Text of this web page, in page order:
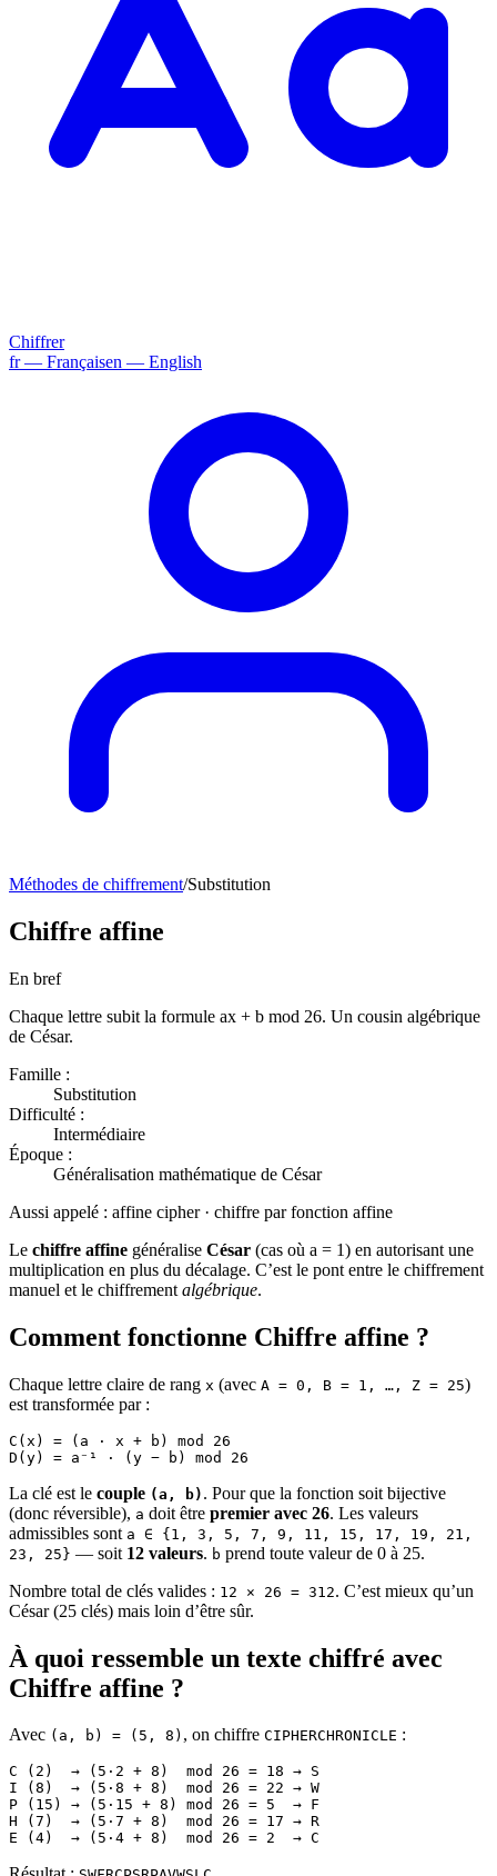
Chiffrer
fr— Françaisen — English
Méthodes de chiffrement/Substitution
Chiffre affine
En bref
Chaque lettre subit la formule ax + b mod 26. Un cousin algébrique
de César.
Famille :
Substitution
Difficulté :
Intermédiaire
Époque :
Généralisation mathématique de César
Aussi appelé : affine cipher · chiffre par fonction affine
Le chiffre affine généralise César (cas où a = 1) en autorisant une
multiplication en plus du décalage. C’est le pont entre le chiffrement
manuel et le chiffrement algébrique.
Comment fonctionne Chiffre affine ?
Chaque lettre claire de rang x (avec A = 0, B = 1, …, Z = 25)
est transformée par :
C(x) = (a · x + b) mod 26
D(y) = a⁻¹ · (y − b) mod 26
La clé est le couple (a, b) . Pour que la fonction soit bijective
(donc réversible), a doit être premier avec 26. Les valeurs
admissibles sont a ∈ {1, 3, 5, 7, 9, 11, 15, 17, 19, 21,
23, 25} — soit 12 valeurs. b prend toute valeur de 0 à 25.
Nombre total de clés valides : 12 × 26 = 312. C’est mieux qu’un
César (25 clés) mais loin d’être sûr.
À quoi ressemble un texte chiffré avec
Chiffre affine ?
Avec (a, b) = (5, 8) , on chiffre CIPHERCHRONICLE :
C (2)  → (5·2 + 8)  mod 26 = 18 → S
I (8)  → (5·8 + 8)  mod 26 = 22 → W
P (15) → (5·15 + 8) mod 26 = 5  → F
H (7)  → (5·7 + 8)  mod 26 = 17 → R
E (4)  → (5·4 + 8)  mod 26 = 2  → C